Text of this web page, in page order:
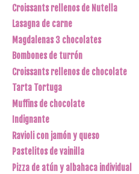
Croissants rellenos de Nutella
Lasagna de carne
Magdalenas 3 chocolates
Bombones de turrón
Croissants rellenos de chocolate
Tarta Tortuga
Muffins de chocolate
Indignante
Ravioli con jamón y queso
Pastelitos de vainilla
Pizza de atún y albahaca individual